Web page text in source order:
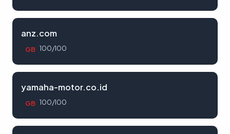
anz.com
GB 100/100
yamaha-motor.co.id
GB 100/100